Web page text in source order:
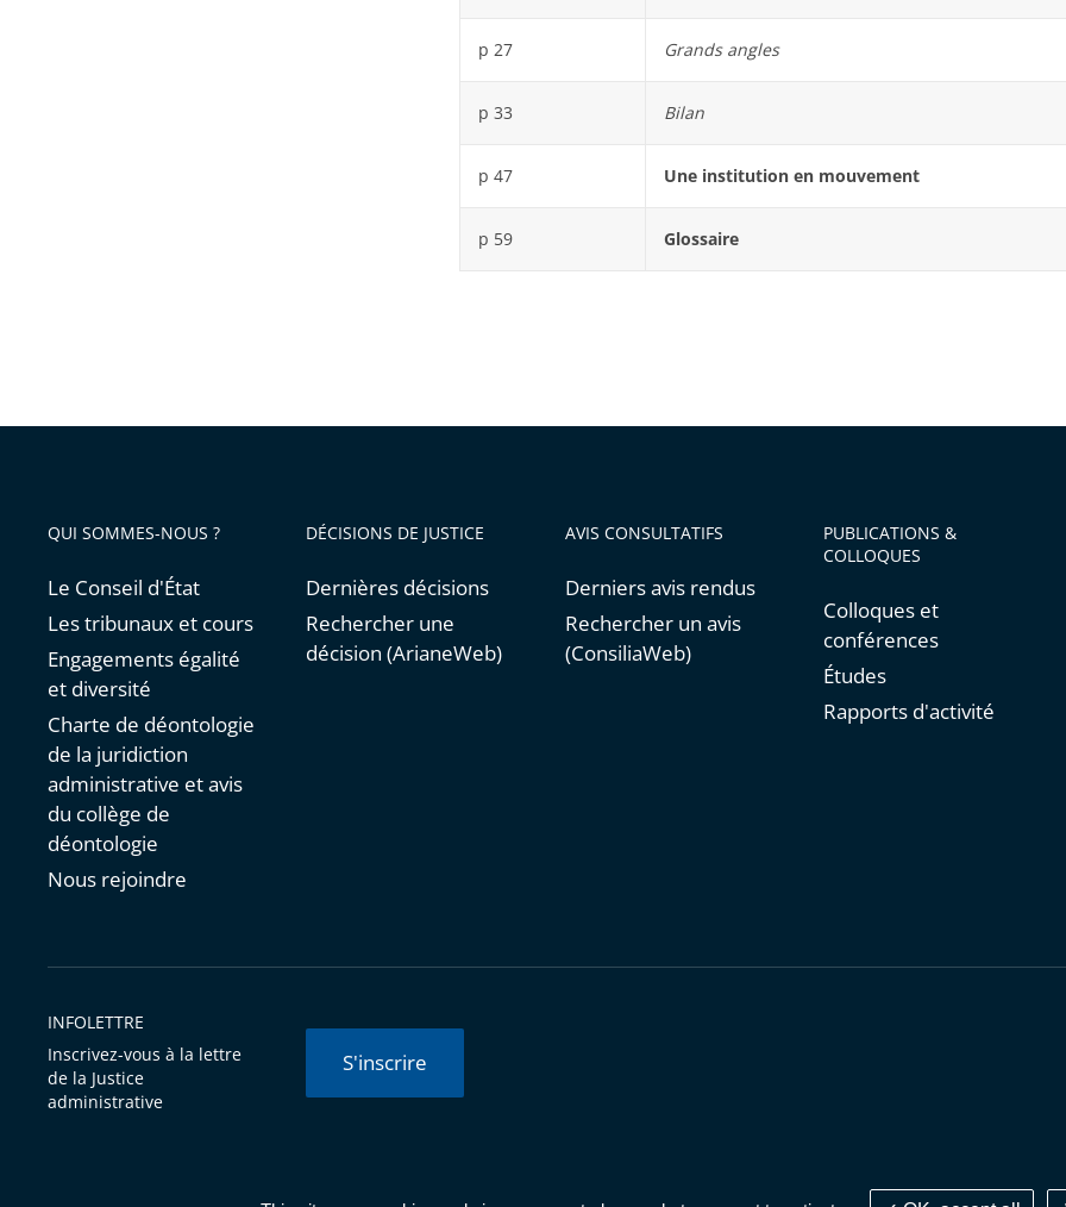
p 27 Grands angles
p 33 Bilan
p 47 Une institution en mouvement
p 59 Glossaire
QUI SOMMES-NOUS ?
Le Conseil d'État
Les tribunaux et cours
Engagements égalité
et diversité
Charte de déontologie
de la juridiction
administrative et avis
du collège de
déontologie
Nous rejoindre
DÉCISIONS DE JUSTICE
Dernières décisions
Rechercher une
décision (ArianeWeb)
AVIS CONSULTATIFS
Derniers avis rendus
Rechercher un avis
(ConsiliaWeb)
PUBLICATIONS &
COLLOQUES
Colloques et
conférences
Études
Rapports d'activité
INFOLETTRE
Inscrivez-vous à la lettre
de la Justice
administrative
S'inscrire
Publications administratives-Accessibilité :